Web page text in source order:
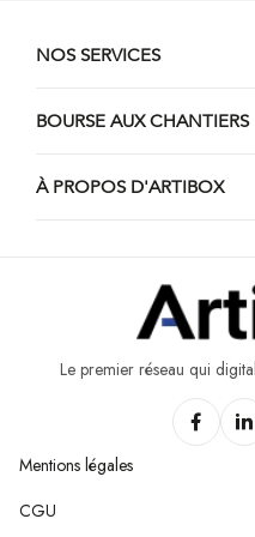
NOS SERVICES
BOURSE AUX CHANTIERS
À PROPOS D'ARTIBOX
Le premier réseau qui
Mentions légales
CGU